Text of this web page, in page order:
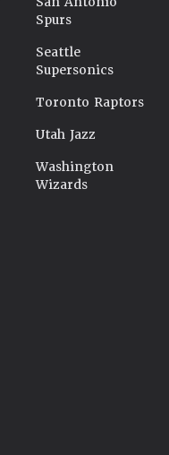
Spurs
Seattle
Supersonics
Toronto Raptors
Utah Jazz
Washington
Wizards